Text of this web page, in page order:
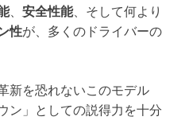
、 安全性能、そして何より
性が、多くのドライバーの
新を恐れないこのモデル
ン」としての説得力を十分